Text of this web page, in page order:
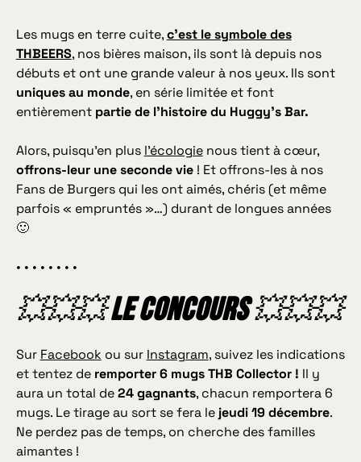
Les mugs en terre cuite,c’est le symbole des
THBEERS, nos bières maison, ils sont là depuis nos
débuts et ont une grande valeur à nos yeux. Ils sont
uniques au monde, en série limitée et font
entièrement partie de l’histoire du Huggy’s Bar.
Alors, puisqu’en plus l’écologienous tient à cœur,
offrons-leur une seconde vie! Et offrons-les à nos
Fans de Burgers qui les ont aimés, chéris (et même
parfois « empruntés »…) durant de longues années
🙂
• • • • • • • •
💥💥💥 LE CONCOURS 💥💥💥
Sur Facebook ou sur Instagram, suivez les indications
et tentez deremporter 6 mugs THB Collector ! Il y
aura un total de24 gagnants, chacun remportera 6
mugs. Le tirage au sort se fera le jeudi 19 décembre.
Ne perdez pas de temps, on cherche des familles
aimantes !